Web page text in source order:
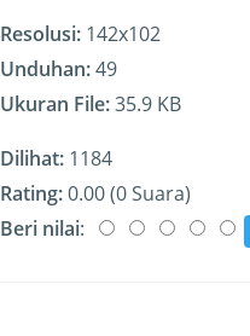
Resolusi: 142x102
Unduhan:49
Ukuran File:35.9 KB
Dilihat: 1184
Rating:0.00 (0 Suara)
Beri nilai: